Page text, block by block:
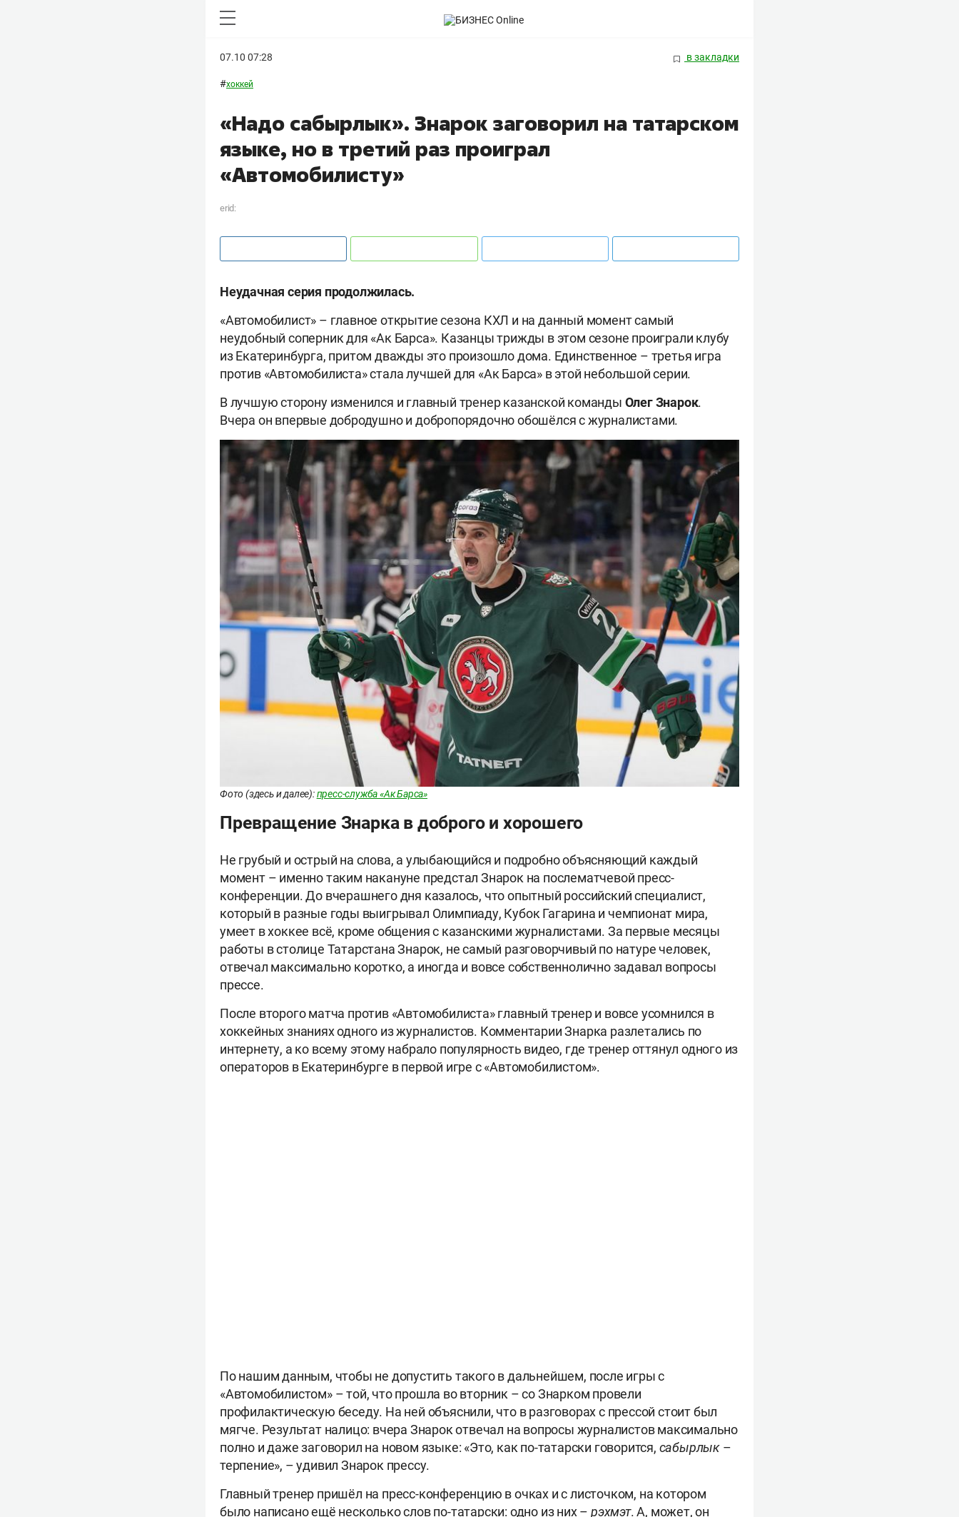
07.10 07:28 в закладки
#хоккей
«Надо сабырлык». Знарок заговорил на татарском
языке, но в третий раз проиграл
«Автомобилисту»
erid:
Неудачная серия продолжилась.
«Автомобилист» – главное открытие сезона КХЛ и на данный момент самый
неудобный соперник для «Ак Барса». Казанцы трижды в этом сезоне проиграли клубу
из Екатеринбурга, притом дважды это произошло дома. Единственное – третья игра
против «Автомобилиста» стала лучшей для «Ак Барса» в этой небольшой серии.
В лучшую сторону изменился и главный тренер казанской команды Олег Знарок.
Вчера он впервые добродушно и добропорядочно обошёлся с журналистами.
Фото (здесь и далее):пресс-служба «Ак Барса»
Превращение Знарка в доброго и хорошего
Не грубый и острый на слова, а улыбающийся и подробно объясняющий каждый
момент – именно таким накануне предстал Знарок на послематчевой пресс-
конференции. До вчерашнего дня казалось, что опытный российский специалист,
который в разные годы выигрывал Олимпиаду, Кубок Гагарина и чемпионат мира,
умеет в хоккее всё, кроме общения с казанскими журналистами. За первые месяцы
работы в столице Татарстана Знарок, не самый разговорчивый по натуре человек,
отвечал максимально коротко, а иногда и вовсе собственнолично задавал вопросы
прессе.
После второго матча против «Автомобилиста» главный тренер и вовсе усомнился в
хоккейных знаниях одного из журналистов. Комментарии Знарка разлетались по
интернету, а ко всему этому набрало популярность видео, где тренер оттянул одного из
операторов в Екатеринбурге в первой игре с «Автомобилистом».
По нашим данным, чтобы не допустить такого в дальнейшем, после игры с
«Автомобилистом» – той, что прошла во вторник – со Знарком провели
профилактическую беседу. На ней объяснили, что в разговорах с прессой стоит был
мягче. Результат налицо: вчера Знарок отвечал на вопросы журналистов максимально
полно и даже заговорил на новом языке: «Это, как по-татарски говорится, сабырлык –
терпение», – удивил Знарок прессу.
Главный тренер пришёл на пресс-конференцию в очках и с листочком, на котором
было написано ещё несколько слов по-татарски: одно из них – рэхмэт. А, может, он